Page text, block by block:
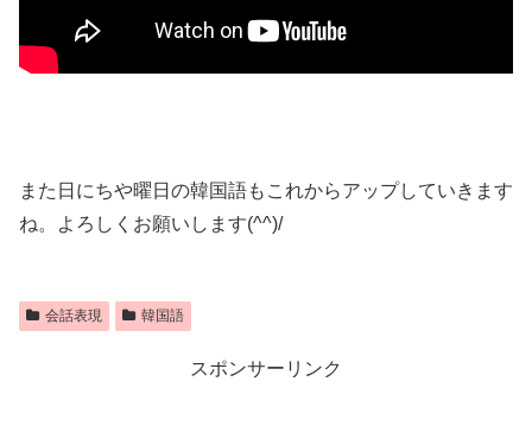
また日にちや曜日の韓国語もこれからアップしていきます
ね。よろしくお願いします(^^)/
会話表現 韓国語
スポンサーリンク